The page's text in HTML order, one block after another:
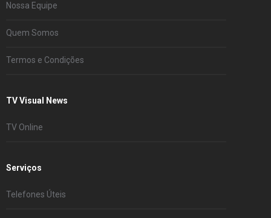
Nossa Equipe
Quem Somos
Termos e Condições
TV Visual News
TV Online
Serviços
Telefones Úteis